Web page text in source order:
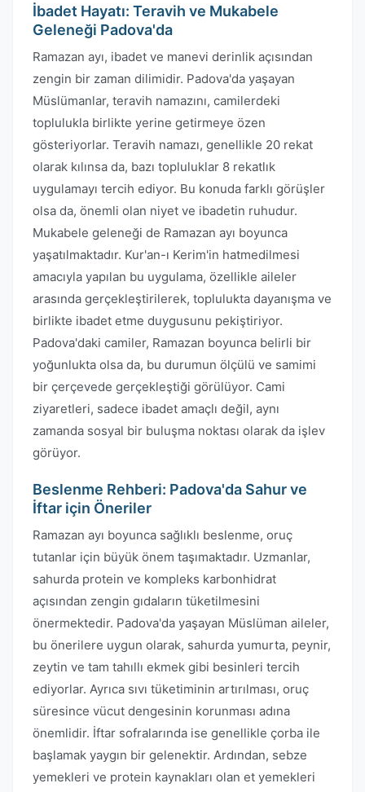
İbadet Hayatı: Teravih ve Mukabele
Geleneği Padova'da
Ramazan ayı, ibadet ve manevi derinlik açısından
zengin bir zaman dilimidir. Padova'da yaşayan
Müslümanlar, teravih namazını, camilerdeki
toplulukla birlikte yerine getirmeye özen
gösteriyorlar. Teravih namazı, genellikle 20 rekat
olarak kılınsa da, bazı topluluklar 8 rekatlık
uygulamayı tercih ediyor. Bu konuda farklı görüşler
olsa da, önemli olan niyet ve ibadetin ruhudur.
Mukabele geleneği de Ramazan ayı boyunca
yaşatılmaktadır. Kur'an-ı Kerim'in hatmedilmesi
amacıyla yapılan bu uygulama, özellikle aileler
arasında gerçekleştirilerek, toplulukta dayanışma ve
birlikte ibadet etme duygusunu pekiştiriyor.
Padova'daki camiler, Ramazan boyunca belirli bir
yoğunlukta olsa da, bu durumun ölçülü ve samimi
bir çerçevede gerçekleştiği görülüyor. Cami
ziyaretleri, sadece ibadet amaçlı değil, aynı
zamanda sosyal bir buluşma noktası olarak da işlev
görüyor.
Beslenme Rehberi: Padova'da Sahur ve
İftar için Öneriler
Ramazan ayı boyunca sağlıklı beslenme, oruç
tutanlar için büyük önem taşımaktadır. Uzmanlar,
sahurda protein ve kompleks karbonhidrat
açısından zengin gıdaların tüketilmesini
önermektedir. Padova'da yaşayan Müslüman aileler,
bu önerilere uygun olarak, sahurda yumurta, peynir,
zeytin ve tam tahıllı ekmek gibi besinleri tercih
ediyorlar. Ayrıca sıvı tüketiminin artırılması, oruç
süresince vücut dengesinin korunması adına
önemlidir. İftar sofralarında ise genellikle çorba ile
başlamak yaygın bir gelenektir. Ardından, sebze
yemekleri ve protein kaynakları olan et yemekleri